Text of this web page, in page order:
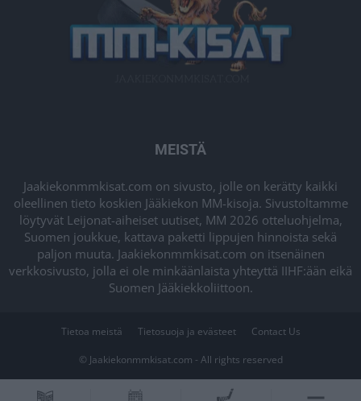
MEISTÄ
Jaakiekonmmkisat.com on sivusto, jolle on kerätty kaikki
oleellinen tieto koskien Jääkiekon MM-kisoja. Sivustoltamme
löytyvät Leijonat-aiheiset uutiset, MM 2026 otteluohjelma,
Suomen joukkue, kattava paketti lippujen hinnoista sekä
paljon muuta. Jaakiekonmmkisat.com on itsenäinen
verkkosivusto, jolla ei ole minkäänlaista yhteyttä IIHF:ään eikä
Suomen Jääkiekkoliittoon.
Tietoa meistä Tietosuoja ja evästeet Contact Us
© Jaakiekonmmkisat.com - All rights reserved